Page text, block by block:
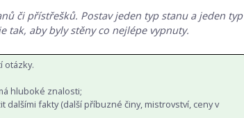
či přístřešků. Postav jeden typ stanu a jeden typ
tak, aby byly stěny co nejlépe vypnuty.
otázky.
hluboké znalosti;
fakty (další příbuzné činy, mistrovství, ceny v